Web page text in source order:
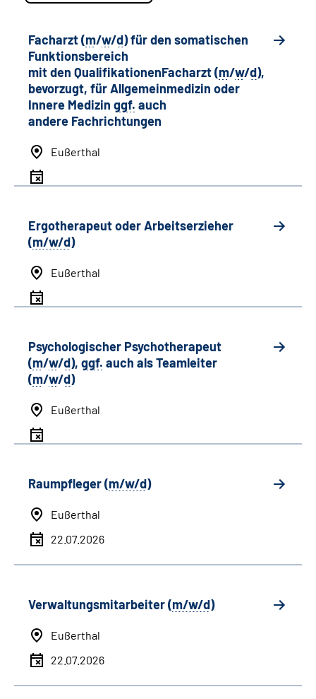
Facharzt (m/w/d) für den somatischen
Funktionsbereich
mit den QualifikationenFacharzt (m/w/d),
bevorzugt, für Allgemeinmedizin oder
Innere Medizin ggf. auch
andere Fachrichtungen
Eußerthal
Ergotherapeut oder Arbeitserzieher
(m/w/d)
Eußerthal
Psychologischer Psychotherapeut
(m/w/d), ggf. auch alsTeamleiter
(m/w/d)
Eußerthal
Raumpfleger (m/w/d)
Eußerthal
22.07.2026
Verwaltungsmitarbeiter (m/w/d)
Eußerthal
22.07.2026